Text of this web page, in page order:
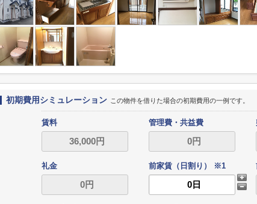
初期費用シミュレーション この物件を借りた場合の初期費用の一例です。
賃料 管理費・共益費
礼金 前家賃（日割り） ※1